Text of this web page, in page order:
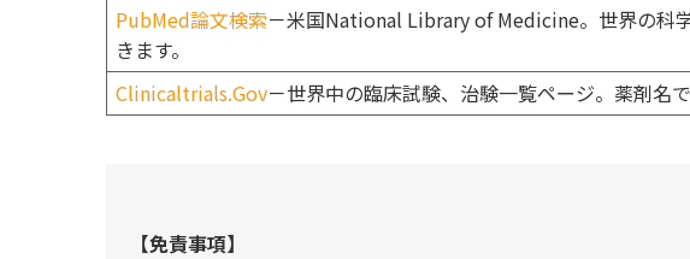
PubMed論文検索－米国National Library of Medicine。世界の科
きます。
Clinicaltrials.Gov－世界中の臨床試験、治験一覧ページ。薬剤名で
【免責事項】